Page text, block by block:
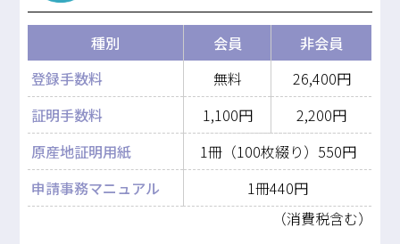
種別 会員
非会員
登録手数料
無料
26,400円
証明手数料
1,100円
2,200円
原産地証明用紙
1冊（100枚綴り）550円
申請事務マニュアル
1冊440円
（消費税含む）